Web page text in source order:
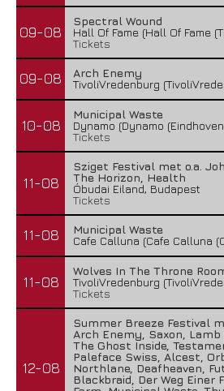
09-08
Spectral Wound
Hall Of Fame (Hall Of Fame
Tickets
09-08
Arch Enemy
TivoliVredenburg
10-08
Municipal Waste
Dynamo (Dynamo
Tickets
11-08
Sziget Festival met o.a.
The Horizon, Health
Óbudai Eiland, Budapest
Tickets
11-08
Municipal Waste
Cafe Calluna (Cafe Calluna
11-08
Wolves In The Throne
TivoliVredenburg
Tickets
12-08
Summer Breeze Festival
Arch Enemy, Saxon, Lamb
The Ghost Inside,
Paleface Swiss, Alcest,
Northlane, Deafheaven,
Blackbraid, Der Weg Einer